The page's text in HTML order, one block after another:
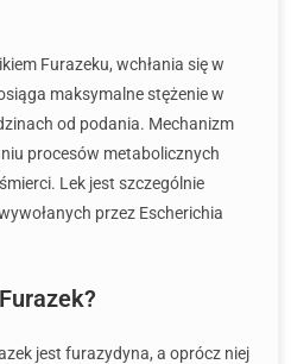
Furazeku, wchłania się w
maksymalne stężenie w
od podania. Mechanizm
procesów metabolicznych
Lek jest szczególnie
przez Escherichia
jest furazydyna, a oprócz niej